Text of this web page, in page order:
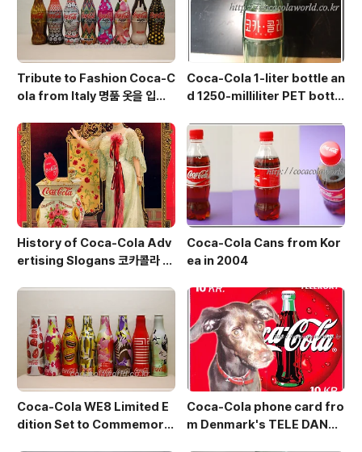
Tribute to Fashion Coca-C
ola from Italy 명품 옷을 입은
Coca-Cola 1-liter bottle an
d 1250-milliliter PET bottle
80s 1리터 유리병 코카콜라
History of Coca‑Cola Adv
ertising Slogans 코카콜라 광
Coca-Cola Cans from Kor
ea in 2004
Coca-Cola WE8 Limited E
dition Set to Commemora
Coca-Cola phone card fro
m Denmark's TELE DANM